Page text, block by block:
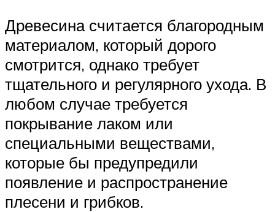
Древесина считается благородным
материалом, который дорого
смотрится, однако требует
тщательного и регулярного ухода. В
любом случае требуется
покрывание лаком или
специальными веществами,
которые бы предупредили
появление и распространение
плесени и грибков.